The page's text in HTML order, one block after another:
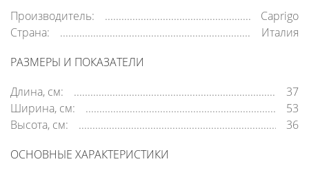
Производитель:
Caprigo
Страна:
Италия
РАЗМЕРЫ И ПОКАЗАТЕЛИ
Длина, см:
37
Ширина, см:
53
Высота, см:
36
ОСНОВНЫЕ ХАРАКТЕРИСТИКИ